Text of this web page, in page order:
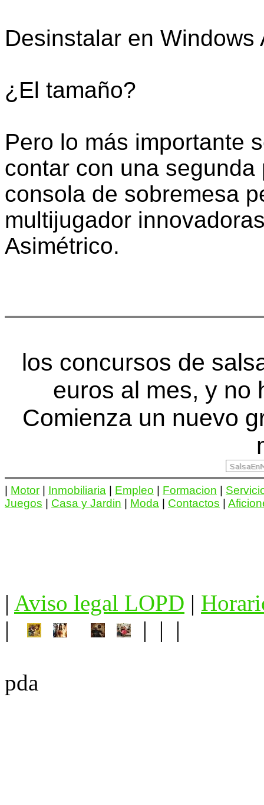
Desinstalar en
¿El tamaño?
Pero lo más importante
contar con una
consola de sobremesa
multijugador
Asimétrico.
los concursos de
euros al mes, y no
Comienza un nuevo
Motor Inmobiliaria Empleo Formacion
Juegos
Casa y Jardin Moda Contactos
| Aviso legal LOPD |
|
| | |
pda